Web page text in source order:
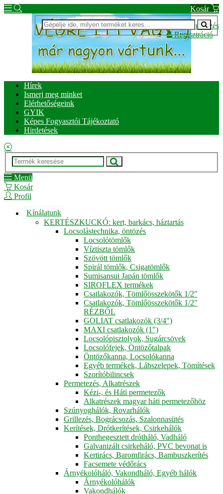
Kosár
Bejelentkezés
Regisztráció
Hírek
Ismerj meg minket
Elérhetőségeink
GYIK
Képes Fogyasztói Tájékoztató
Hirdetések
Menü
Kosár
Profil
Kínálatunk
KERTÉSZKUCKÓ: kert, barkács, háztartás
Locsolástechnika, öntözés
Locsolótömlők
Víztiszta tömlők
Szövött tömlők
Spirál tömlők, Csigatömlők
Sumisansui Japán tömlők
SIROFLEX termékek
Csatlakozók, Tömlőösszekötők 1/2"
Csatlakozók, Tömlőösszekötők 1/2"
RÉZBŐL
GOLIAT csatlakozók (3/4")
MAXI csatlakozók (1")
Locsolópisztolyok, Sugárcsövek
Locsolófejek, Öntözőtalpak
Öntözőkanna, Locsolókanna
Egyéb termékek, Lábszelepek, Tömítések
Szorítóbilincsek
Permetezés, Alkatrészek
Kézi-, és Háti permetezők
Alkatrészek magyar háti permetezőhöz
Szúnyoghálók, Rovarhálók
Grillezés, Bográcsozás, Szalonnasütés
Kerítések, Drótkerítések, Csirkehálók
Ponthegesztett drótháló, Vadháló
Galvanizált csirkeháló, PVC bevonat is
Kertirács, Baromfirács, Bambuszkerítés
Facsemete védőrács
Árnyékolóháló, Vakondháló, Egyéb hálók
Árnyékolóhálók
Vakondhálók